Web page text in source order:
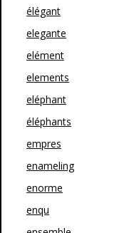
élégant
elegante
elément
elements
eléphant
éléphants
empres
enameling
enorme
enqu